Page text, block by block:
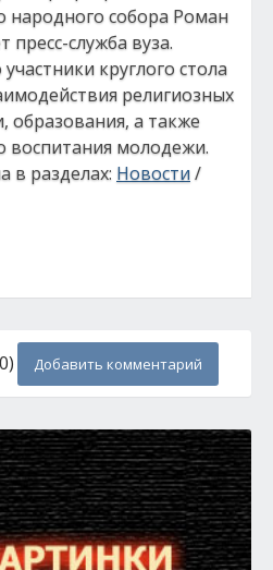
народного собора Роман
служба вуза.
круглого стола
религиозных
образования, а также
воспитания молодежи.
в разделах: Новости/
Добавить комментарий